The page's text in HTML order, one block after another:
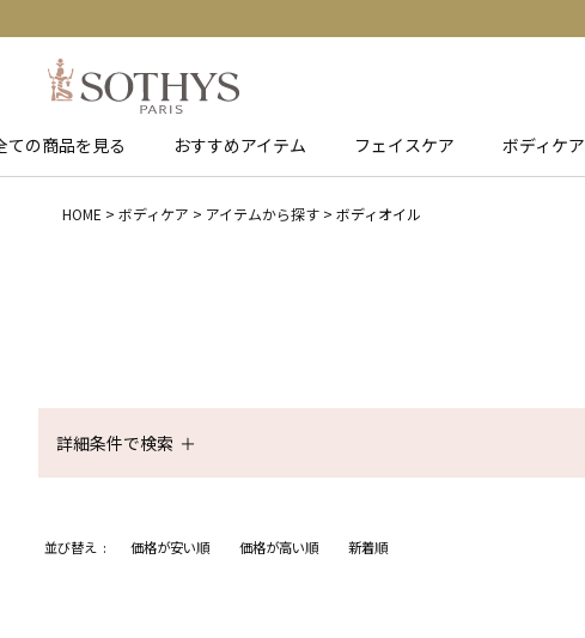
ての商品を見る おすすめアイテム フェイスケア ボディケア
HOME ボディケア アイテムから探す ボディオイル
詳細条件で検索
並び替え 価格が安い順 価格が高い順 新着順